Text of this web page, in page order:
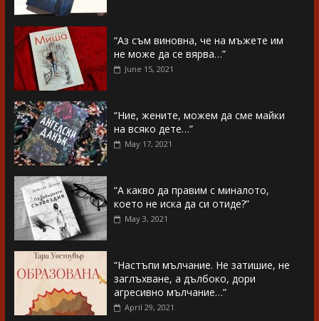
“Аз съм виновна, че на мъжете им
не може да се вярва…”
June 15, 2021
“Ние, жените, можем да сме майки
на всяко дете…”
May 17, 2021
“А какво да правим с миналото,
което не иска да си отиде?”
May 3, 2021
“Настъпи мълчание. Не затишие, не
заглъхване, а дълбоко, дори
агресивно мълчание…”
April 29, 2021